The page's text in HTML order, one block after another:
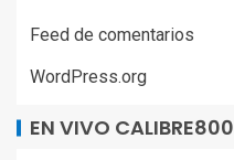
Feed de comentarios
WordPress.org
EN VIVO CALIBRE800